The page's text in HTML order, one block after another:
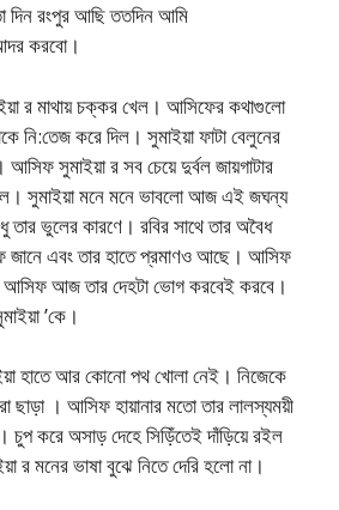
দিন রংপুর আছি ততদিন আমি
করবো।
র মাথায় চক্কর খেল। আসিফের কথাগুলো
নি:তেজ করে দিল। সুমাইয়া ফাটা বেলুনের
সুমাইয়া র সব চেয়ে দুর্বল জায়গাটার
সুমাইয়া মনে মনে ভাবলো আজ এই জঘন্য
তার ভুলের কারণে। রবির সাথে তার অবৈধ
জানে এবং তার হাতে প্রমাণও আছে। আসিফ
আসিফ আজ তার দেহটা ভোগ করবেই করবে।
’কে।
হাতে আর কোনো পথ খোলা নেই। নিজেকে
ছাড়া । আসিফ হায়ানার মতো তার লালস্যময়ী
চুপ করে অসাড় দেহে সিড়িঁতেই দাঁড়িয়ে রইল
র মনের ভাষা বুঝে নিতে দেরি হলো না।